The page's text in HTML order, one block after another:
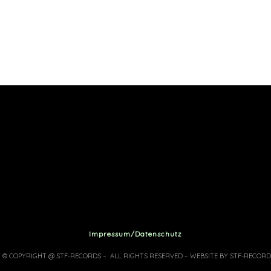
Impressum/Datenschutz
© COPYRIGHT @ STF-RECORDS – ALL RIGHTS RESERVED – WEBSITE BY STF-